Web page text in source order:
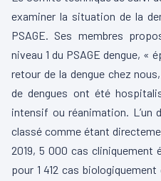
examiner la situation de la
PSAGE. Ses membres
niveau 1 du PSAGE dengue, «
retour de la dengue chez
de dengues ont été
intensif ou réanimation. L’un
classé comme étant
2019, 5 000 cas
pour 1 412 cas